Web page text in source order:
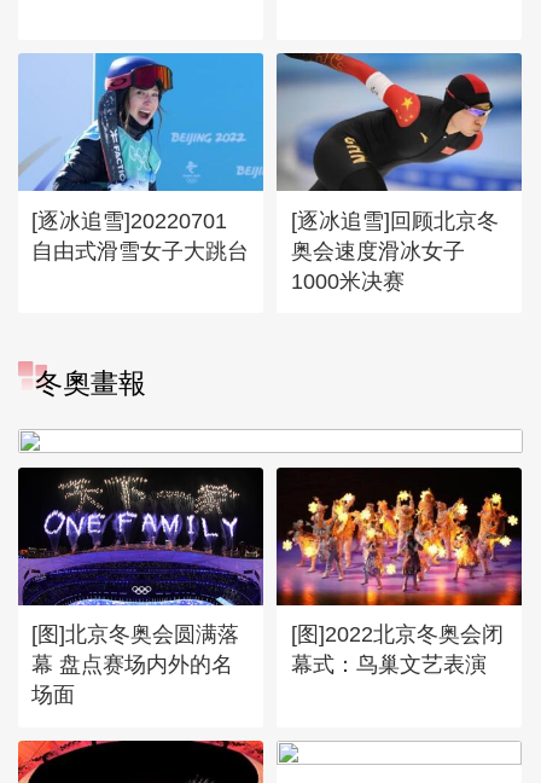
[逐冰追雪]20220701
自由式滑雪女子大跳台
[逐冰追雪]回顾北京冬
奥会速度滑冰女子
1000米决赛
冬奧畫報
[图]冬奥会冬残奥会表彰大会
[图]北京冬奥会圆满落
幕 盘点赛场内外的名
场面
[图]2022北京冬奥会闭
幕式：鸟巢文艺表演